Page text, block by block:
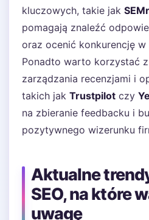
kluczowych, takie jak
pomagają znaleźć
oraz ocenić konkurencję w
Ponadto warto korzystać
zarządzania recenzjami i
takich jak Trustpilot czy
na zbieranie feedbacku i
pozytywnego wizerunku
Aktualne
SEO, na które
uwagę